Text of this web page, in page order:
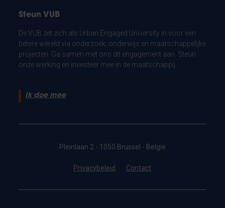
Steun VUB
De VUB zet zich als Urban Engaged University in voor een
betere wereld via onderzoek, onderwijs en maatschappelijke
projecten. Ga samen met ons dit engagement aan. Steun
onze werking en investeer mee in de maatschappij.
Ik doe mee
Pleinlaan 2 - 1050 Brussel - België
Privacybeleid Contact